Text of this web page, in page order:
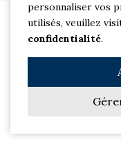
personnaliser vos
utilisés, veuillez
confidentialité.